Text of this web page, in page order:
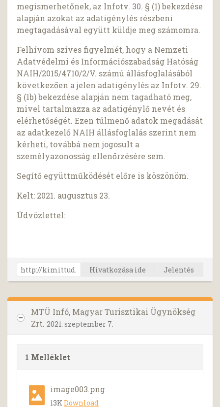
megismerhetőnek, az Infotv. 30. § (1) bekezdése
alapján azokat az adatigénylés részbeni
megtagadásával együtt küldje meg számomra.
Felhívom szíves figyelmét, hogy a Nemzeti
Adatvédelmi és Információszabadság Hatóság
NAIH/2015/4710/2/V. számú állásfoglalásából
következően a jelen adatigénylés az Infotv. 29.
§ (1b) bekezdése alapján nem tagadható meg,
mivel tartalmazza az adatigénylő nevét és
elérhetőségét. Ezen túlmenő adatok megadását
az adatkezelő NAIH állásfoglalás szerint nem
kérheti, továbbá nem jogosult a
személyazonosság ellenőrzésére sem.
Segítő együttműködését előre is köszönöm.
Kelt: 2021. augusztus 23.
Üdvözlettel:
Hivatkozása ide Jelentés
MTÜ Infó, Magyar Turisztikai Ügynökség
Zrt. 2021. szeptember 7.
1 Melléklet
image003.png
13KDownload